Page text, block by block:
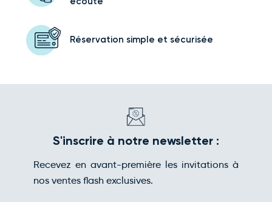
Réservation simple et sécurisée
S'inscrire à notre newsletter :
Recevez en avant-première les invitations à
nos ventes flash exclusives.